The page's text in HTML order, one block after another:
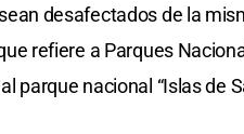
desafectados de la
refiere a Parques
parque nacional “Islas de